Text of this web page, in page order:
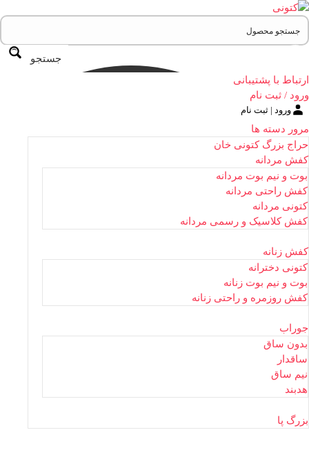
جستجو
ارتباط با پشتیبانی
ورود / ثبت نام
ورود | ثبت نام
مرور دسته ها
حراج بزرگ کتونی خان
کفش مردانه
بوت و نیم بوت مردانه
کفش راحتی مردانه
کتونی مردانه
کفش کلاسیک و رسمی مردانه
کفش زنانه
کتونی دخترانه
بوت و نیم بوت زنانه
کفش روزمره و راحتی زنانه
جوراب
بدون ساق
ساقدار
نیم ساق
هدبند
بزرگ پا